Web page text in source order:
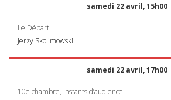
samedi 22 avril, 15h00
Le Départ
Jerzy Skolimowski
samedi 22 avril, 17h00
10e chambre, instants d’audience